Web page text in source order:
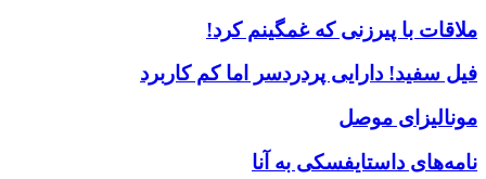
ملاقات با پیرزنی که غمگینم کرد!
فیل سفید! دارایی پردردسر اما کم کاربرد
مونالیزای موصل
نامه‌های داستایفسکی به آنا